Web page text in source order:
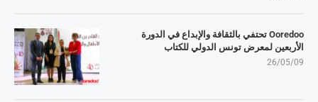
Ooredoo تحتفي بالثقافة والإبداع في الدورة
الأربعين لمعرض تونس الدولي للكتاب
26/05/09